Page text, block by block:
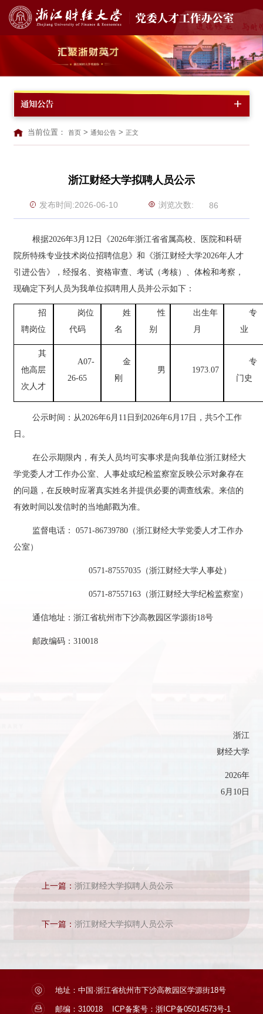
通知公告
当前位置： 首页 > 通知公告 > 正文
浙江财经大学拟聘人员公示
发布时间:2026-06-10 浏览次数: 86
根据2026年3月 12日《2026年浙江省省属高校、医院和科研
院所特殊专业技术岗位招聘信息》和《浙江财经大学2026年人才
引进公告》，经报名、资格审查、考试 （考核） 、体检和考察 ，
现确定下列人员为我单位拟聘用人员并公示如下：
招
聘岗位
岗位
代码
姓
名
性
别
出生年
月
专
业
其
他高层
次人才
A07-
26-65
金
刚
男 1973.07
专
门史
公示时间：从2026年6月 11 日到 2026年6月 17日 ，共5个工作
日 。
在公示期限内，有关人员均可实事求是向我单位浙江财经大
学党委人才工作办公室、
人事处或纪检监察室反映公示对象存在
的问题，在反映时应署真实姓名并提供必要的调查线索。来信的
有效时间以发信时的当地邮戳为准。
监督电话： 0571-86739780 （浙江财经大学党委人才工作办
公室）
0571-87557035 （浙江财经大学人事处）
0571-87557163 （浙江财经大学纪检监察室）
通信地址：浙江省杭州市下沙高教园区学源街18号
邮政编码：310018
浙江
财经大学
2026年
6月 10日
上一篇：浙江财经大学拟聘人员公示
下一篇：浙江财经大学拟聘人员公示
地址：中国·浙江省杭州市下沙高教园区学源街18号
邮编：310018 ICP备案号：浙ICP备05014573号-1